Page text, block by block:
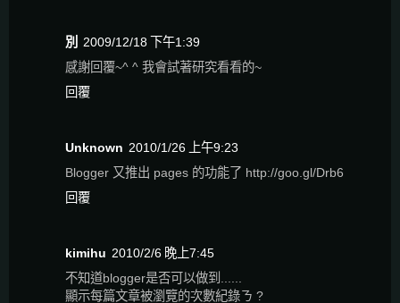
別
2009/12/18 下午1:39
感謝回覆~^ ^ 我會試著研究看看的~
回覆
Unknown 2010/1/26 上午9:23
Blogger 又推出 pages 的功能了 http://goo.gl/Drb6
回覆
kimihu 2010/2/6 晚上7:45
不知道blogger是否可以做到......
顯示每篇文章被瀏覽的次數紀錄ㄋ ?